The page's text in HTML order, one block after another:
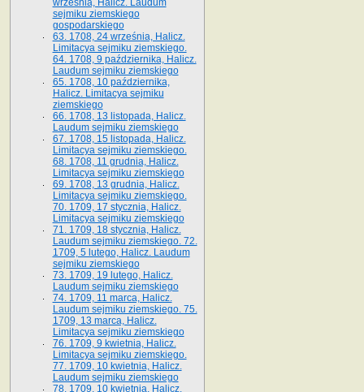
września, Halicz. Laudum
sejmiku ziemskiego
gospodarskiego
63. 1708, 24 września, Halicz.
Limitacya sejmiku ziemskiego.
64. 1708, 9 października, Halicz.
Laudum sejmiku ziemskiego
65­. 1708, 10 października,
Halicz. Limitacya sejmiku
ziemskiego
66. 1708, 13 listopada, Halicz.
Laudum sejmiku ziemskiego
67. 1708, 15 listopada, Halicz.
Limitacya sejmiku ziemskiego.
68. 1708, 11 grudnia, Halicz.
Limitacya sejmiku ziemskiego
69. 1708, 13 grudnia, Halicz.
Limitacya sejmiku ziemskiego.
70. 1709, 17 stycznia, Halicz.
Limitacya sejmiku ziemskiego
71. 1709, 18 stycznia, Halicz.
Laudum sejmiku ziemskiego. 72.
1709, 5 lutego, Halicz. Laudum
sejmiku ziemskiego
73. 1709, 19 lutego, Halicz.
Laudum sejmiku ziemskiego
74. 1709, 11 marca, Halicz.
Laudum sejmiku ziemskiego. 75.
1709, 13 marca, Halicz.
Limitacya sejmiku ziemskiego
76. 1709, 9 kwietnia, Halicz.
Limitacya sejmiku ziemskiego.
77. 1709, 10 kwietnia, Halicz.
Laudum sejmiku ziemskiego
78. 1709, 10 kwietnia, Halicz.